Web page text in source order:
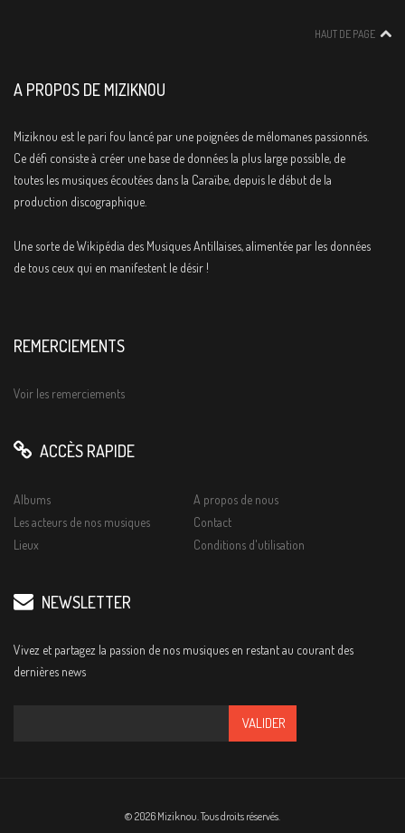
HAUT DE PAGE
A PROPOS DE MIZIKNOU
Miziknou est le pari fou lancé par une poignées de mélomanes passionnés.
Ce défi consiste à créer une base de données la plus large possible, de
toutes les musiques écoutées dans la Caraïbe, depuis le début de la
production discographique.
Une sorte de Wikipédia des Musiques Antillaises, alimentée par les données
de tous ceux qui en manifestent le désir !
REMERCIEMENTS
Voir les remerciements
ACCÈS RAPIDE
Albums
Les acteurs de nos musiques
Lieux
A propos de nous
Contact
Conditions d'utilisation
NEWSLETTER
Vivez et partagez la passion de nos musiques en restant au courant des
dernières news
© 2026 Miziknou. Tous droits réservés.